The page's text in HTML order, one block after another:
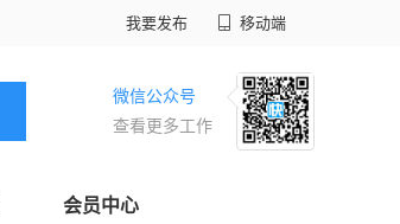
我要发布 移动端
微信公众号
查看更多工作
会员中心